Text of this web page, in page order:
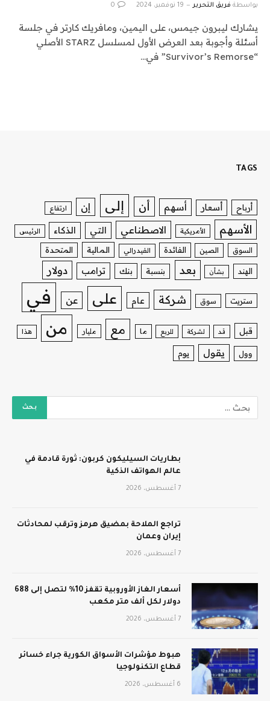
بواسطة فريق التحرير 19 نوفمبر، 2024 0
يشارك ليبرون جيمس، على اليمين، ومافريك كارتر في جلسة
أسئلة وأجوبة بعد العرض الأول لمسلسل STARZ الأصلي
“Survivor’s Remorse” في…
TAGS
أرباح أسعار أسهم أن إلى إن ارتفاع
الأسهم الأمريكية الاصطناعي التي الذكاء الرئيس
السوق الصين الفائدة الفيدرالي المالية المتحدة
الهند بشأن بعد بنسبة بنك ترامب دولار
ستريت سوق شركة عام على عن في
قبل قد لشركة للربع ما مع مليار من هذا
وول يقول يوم
بطاريات السيليكون كربون: ثورة قادمة في
عالم الهواتف الذكية
7 أغسطس، 2026
تراجع الملاحة بمضيق هرمز وترقب لمحادثات
إيران وعمان
7 أغسطس، 2026
أسعار الغاز الأوروبية تقفز 10% لتصل إلى 688
دولار لكل ألف متر مكعب
7 أغسطس، 2026
هبوط مؤشرات الأسواق الكورية جراء خسائر
قطاع التكنولوجيا
6 أغسطس، 2026